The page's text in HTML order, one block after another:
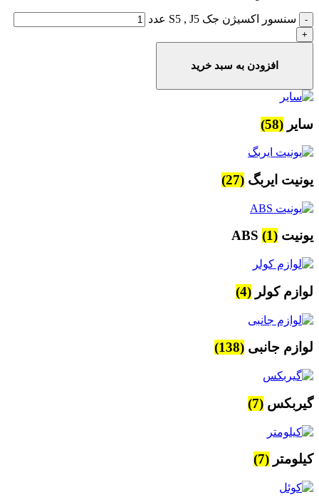
سنسور اکسیژن جک S5 , J5 عدد
افزودن به سبد خرید
سایر (58)
یونیت ایربگ (27)
یونیت ABS (1)
لوازم کولر (4)
لوازم جانبی (138)
گیربکس (7)
کیلومتر (7)